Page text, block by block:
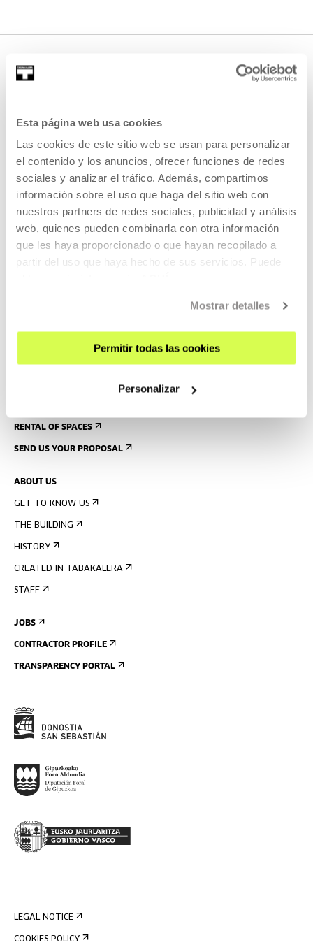
Esta página web usa cookies
Las cookies de este sitio web se usan para personalizar
el contenido y los anuncios, ofrecer funciones de redes
sociales y analizar el tráfico. Además, compartimos
información sobre el uso que haga del sitio web con
nuestros partners de redes sociales, publicidad y análisis
web, quienes pueden combinarla con otra información
que les haya proporcionado o que hayan recopilado a
partir del uso que haya hecho de sus servicios. Puede
Mostrar detalles
Permitir todas las cookies
Personalizar
SIGN UP FOR THE NEWSLETTER
CONTACT AND OPENING TIMES
GETTING HERE
ACCESSIBILITY
RENTAL OF SPACES
SEND US YOUR PROPOSAL
ABOUT US
GET TO KNOW US
THE BUILDING
HISTORY
CREATED IN TABAKALERA
STAFF
JOBS
CONTRACTOR PROFILE
TRANSPARENCY PORTAL
LEGAL NOTICE
COOKIES POLICY